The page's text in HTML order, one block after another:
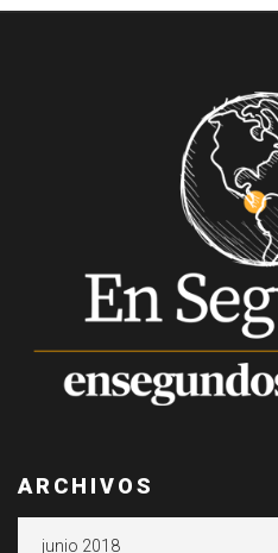
ARCHIVOS